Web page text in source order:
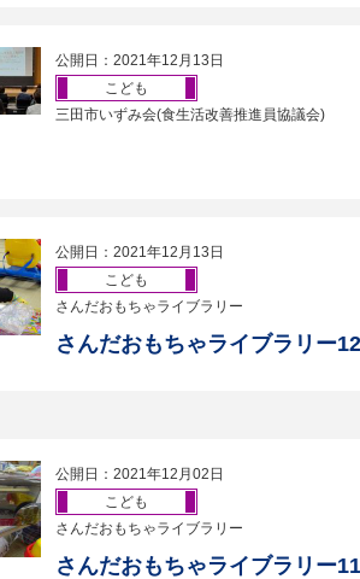
公開日：2021年12月13日
こども
三田市いずみ会(食生活改善推進員協議会)
公開日：2021年12月13日
こども
さんだおもちゃライブラリー
さんだおもちゃライブラリー
公開日：2021年12月02日
こども
さんだおもちゃライブラリー
さんだおもちゃライブラリー